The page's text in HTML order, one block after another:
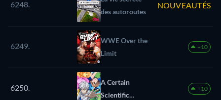
6248.
des autoroutes
NOUVEAUTÉS
6249.
WWE Over the
Limit
+10
6250.
A Certain
Scientific
+10